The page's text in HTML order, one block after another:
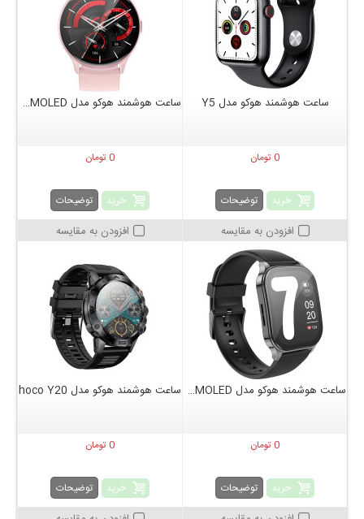
ساعت هوشمند هوکو مدل Y5
0 تومان
خرید توضیحات
افزودن به مقایسه
ساعت هوشمند هوکو مدل hoco Y15 AMOLED
0 تومان
خرید توضیحات
افزودن به مقایسه
ساعت هوشمند هوکو مدل hoco Y19 AMOLED
0 تومان
خرید توضیحات
ساعت هوشمند هوکو مدل hoco Y20
0 تومان
خرید توضیحات